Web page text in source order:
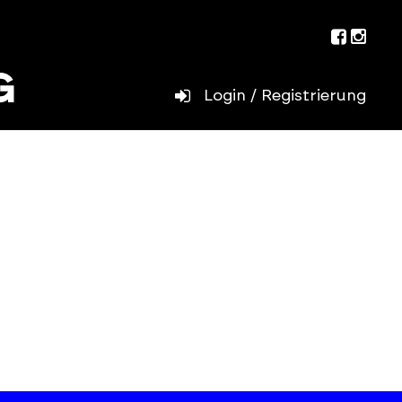
Login / Registrierung